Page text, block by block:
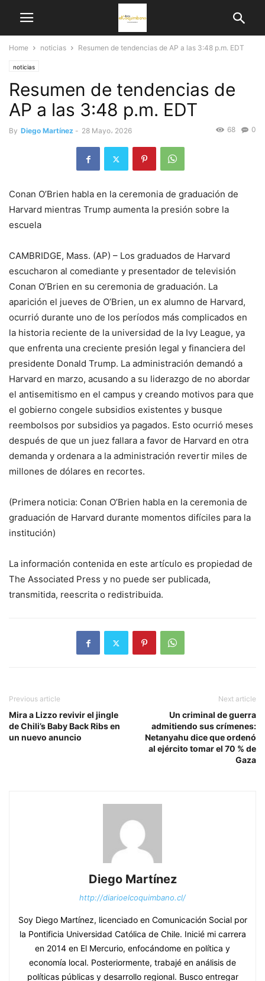
Home noticias Resumen de tendencias de AP a las 3:48 p.m. EDT
noticias
Resumen de tendencias de
AP a las 3:48 p.m. EDT
By Diego Martínez - 28 Mayo، 2026 0
68
Conan O’Brien habla en la ceremonia de graduación de
Harvard mientras Trump aumenta la presión sobre la
escuela
CAMBRIDGE, Mass. (AP) – Los graduados de Harvard
escucharon al comediante y presentador de televisión
Conan O’Brien en su ceremonia de graduación. La
aparición el jueves de O’Brien, un ex alumno de Harvard,
ocurrió durante uno de los períodos más complicados en
la historia reciente de la universidad de la Ivy League, ya
que enfrenta una creciente presión legal y financiera del
presidente Donald Trump. La administración demandó a
Harvard en marzo, acusando a su liderazgo de no abordar
el antisemitismo en el campus y creando motivos para que
el gobierno congele subsidios existentes y busque
reembolsos por subsidios ya pagados. Esto ocurrió meses
después de que un juez fallara a favor de Harvard en otra
demanda y ordenara a la administración revertir miles de
millones de dólares en recortes.
(Primera noticia: Conan O’Brien habla en la ceremonia de
graduación de Harvard durante momentos difíciles para la
institución)
La información contenida en este artículo es propiedad de
The Associated Press y no puede ser publicada,
transmitida, reescrita o redistribuida.
Previous article
Mira a Lizzo revivir el jingle
de Chili’s Baby Back Ribs en
un nuevo anuncio
Next article
Un criminal de guerra
admitiendo sus crímenes:
Netanyahu dice que ordenó
al ejército tomar el 70 % de
Gaza
Diego Martínez
http://diarioelcoquimbano.cl/
Soy Diego Martínez, licenciado en Comunicación Social por
la Pontificia Universidad Católica de Chile. Inicié mi carrera
en 2014 en El Mercurio, enfocándome en política y
economía local. Posteriormente, trabajé en análisis de
políticas públicas y desarrollo regional. Busco entregar